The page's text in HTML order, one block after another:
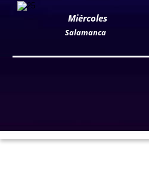
Miércoles
Salamanca